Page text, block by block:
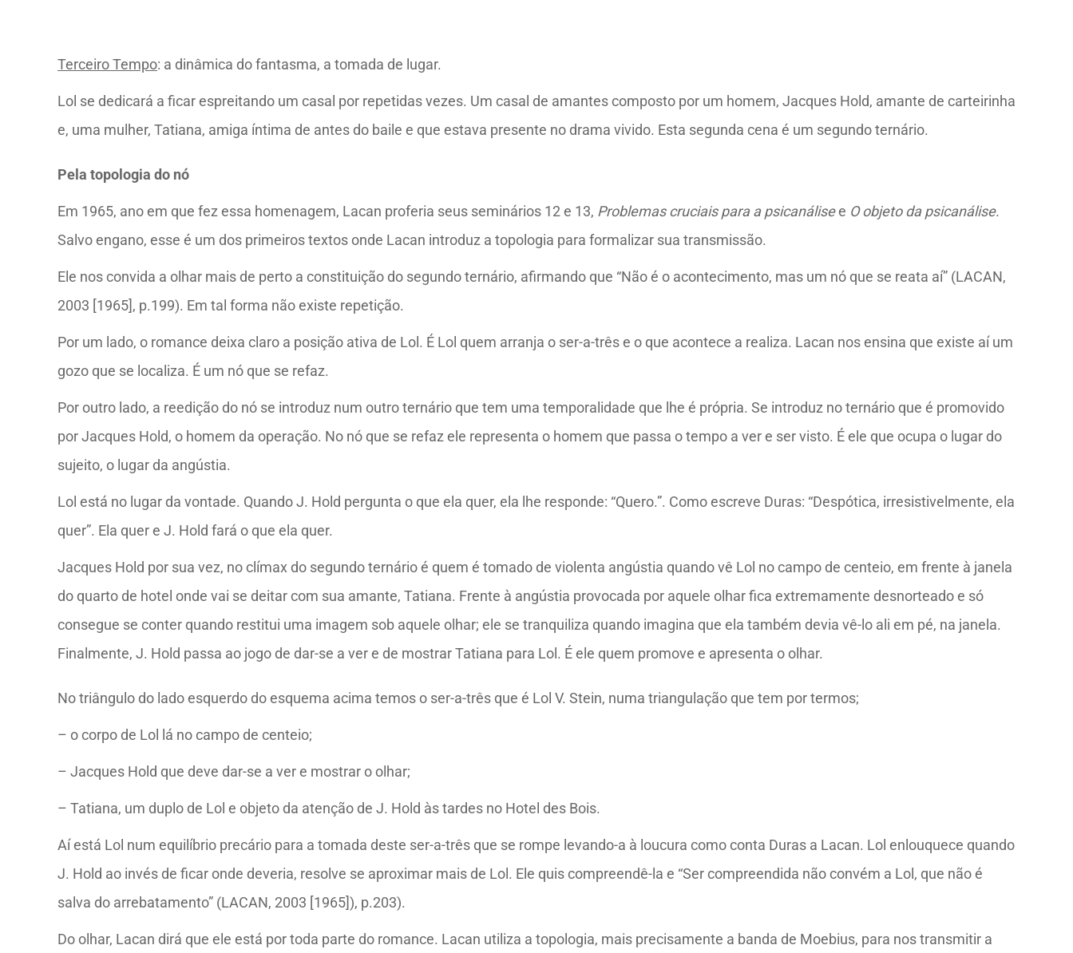
Terceiro Tempo: a dinâmica do fantasma, a tomada de lugar.
Lol se dedicará a ficar espreitando um casal por repetidas vezes. Um casal de amantes composto por um homem, Jacques Hold, amante de carteirinha
e, uma mulher, Tatiana, amiga íntima de antes do baile e que estava presente no drama vivido. Esta segunda cena é um segundo ternário.
Pela topologia do nó
Em 1965, ano em que fez essa homenagem, Lacan proferia seus seminários 12 e 13, Problemas cruciais para a psicanálisee O objeto da psicanálise.
Salvo engano, esse é um dos primeiros textos onde Lacan introduz a topologia para formalizar sua transmissão.
Ele nos convida a olhar mais de perto a constituição do segundo ternário, afirmando que “Não é o acontecimento, mas um nó que se reata aí” (LACAN,
2003 [1965], p.199). Em tal forma não existe repetição.
Por um lado, o romance deixa claro a posição ativa de Lol. É Lol quem arranja o ser-a-três e o que acontece a realiza. Lacan nos ensina que existe aí um
gozo que se localiza. É um nó que se refaz.
Por outro lado, a reedição do nó se introduz num outro ternário que tem uma temporalidade que lhe é própria. Se introduz no ternário que é promovido
por Jacques Hold, o homem da operação. No nó que se refaz ele representa o homem que passa o tempo a ver e ser visto. É ele que ocupa o lugar do
sujeito, o lugar da angústia.
Lol está no lugar da vontade. Quando J. Hold pergunta o que ela quer, ela lhe responde: “Quero.”. Como escreve Duras: “Despótica, irresistivelmente, ela
quer”. Ela quer e J. Hold fará o que ela quer.
Jacques Hold por sua vez, no clímax do segundo ternário é quem é tomado de violenta angústia quando vê Lol no campo de centeio, em frente à janela
do quarto de hotel onde vai se deitar com sua amante, Tatiana. Frente à angústia provocada por aquele olhar fica extremamente desnorteado e só
consegue se conter quando restitui uma imagem sob aquele olhar; ele se tranquiliza quando imagina que ela também devia vê-lo ali em pé, na janela.
Finalmente, J. Hold passa ao jogo de dar-se a ver e de mostrar Tatiana para Lol. É ele quem promove e apresenta o olhar.
No triângulo do lado esquerdo do esquema acima temos o ser-a-três que é Lol V. Stein, numa triangulação que tem por termos;
– o corpo de Lol lá no campo de centeio;
– Jacques Hold que deve dar-se a ver e mostrar o olhar;
– Tatiana, um duplo de Lol e objeto da atenção de J. Hold às tardes no Hotel des Bois.
Aí está Lol num equilíbrio precário para a tomada deste ser-a-três que se rompe levando-a à loucura como conta Duras a Lacan. Lol enlouquece quando
J. Hold ao invés de ficar onde deveria, resolve se aproximar mais de Lol. Ele quis compreendê-la e “Ser compreendida não convém a Lol, que não é
salva do arrebatamento” (LACAN, 2003 [1965]), p.203).
Do olhar, Lacan dirá que ele está por toda parte do romance. Lacan utiliza a topologia, mais precisamente a banda de Moebius, para nos transmitir a